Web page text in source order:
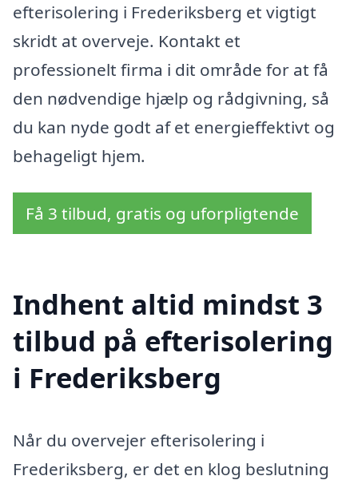
efterisolering i Frederiksberg et vigtigt
skridt at overveje. Kontakt et
professionelt firma i dit område for at få
den nødvendige hjælp og rådgivning, så
du kan nyde godt af et energieffektivt og
behageligt hjem.
Få 3 tilbud, gratis og uforpligtende
Indhent altid mindst 3
tilbud på efterisolering
i Frederiksberg
Når du overvejer efterisolering i
Frederiksberg, er det en klog beslutning